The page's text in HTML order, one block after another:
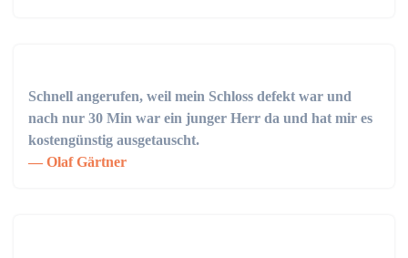
Schnell angerufen, weil mein Schloss defekt war und
nach nur 30 Min war ein junger Herr da und hat mir es
kostengünstig ausgetauscht.
Olaf Gärtner